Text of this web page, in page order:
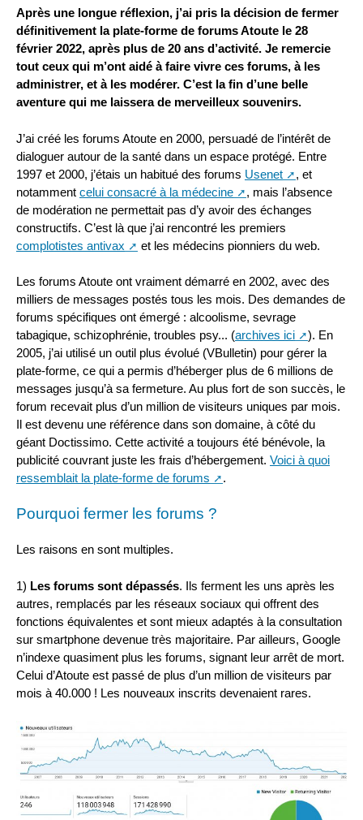
Après une longue réflexion, j’ai pris la décision de fermer
définitivement la plate-forme de forums Atoute le 28
février 2022, après plus de 20 ans d’activité. Je remercie
tout ceux qui m’ont aidé à faire vivre ces forums, à les
administrer, et à les modérer. C’est la fin d’une belle
aventure qui me laissera de merveilleux souvenirs.
J’ai créé les forums Atoute en 2000, persuadé de l’intérêt de
dialoguer autour de la santé dans un espace protégé. Entre
1997 et 2000, j’étais un habitué des forums Usenet
, et
notamment celui consacré à la médecine
, mais l’absence
de modération ne permettait pas d’y avoir des échanges
constructifs. C’est là que j’ai rencontré les premiers
complotistes antivax
et les médecins pionniers du web.
Les forums Atoute ont vraiment démarré en 2002, avec des
milliers de messages postés tous les mois. Des demandes de
forums spécifiques ont émergé : alcoolisme, sevrage
tabagique, schizophrénie, troubles psy... (archives ici
). En
2005, j’ai utilisé un outil plus évolué (VBulletin) pour gérer la
plate-forme, ce qui a permis d’héberger plus de 6 millions de
messages jusqu’à sa fermeture. Au plus fort de son succès, le
forum recevait plus d’un million de visiteurs uniques par mois.
Il est devenu une référence dans son domaine, à côté du
géant Doctissimo. Cette activité a toujours été bénévole, la
publicité couvrant juste les frais d’hébergement. Voici à quoi
ressemblait la plate-forme de forums
.
Pourquoi fermer les forums ?
Les raisons en sont multiples.
1) Les forums sont dépassés. Ils ferment les uns après les
autres, remplacés par les réseaux sociaux qui offrent des
fonctions équivalentes et sont mieux adaptés à la consultation
sur smartphone devenue très majoritaire. Par ailleurs, Google
n’indexe quasiment plus les forums, signant leur arrêt de mort.
Celui d’Atoute est passé de plus d’un million de visiteurs par
mois à 40.000 ! Les nouveaux inscrits devenaient rares.